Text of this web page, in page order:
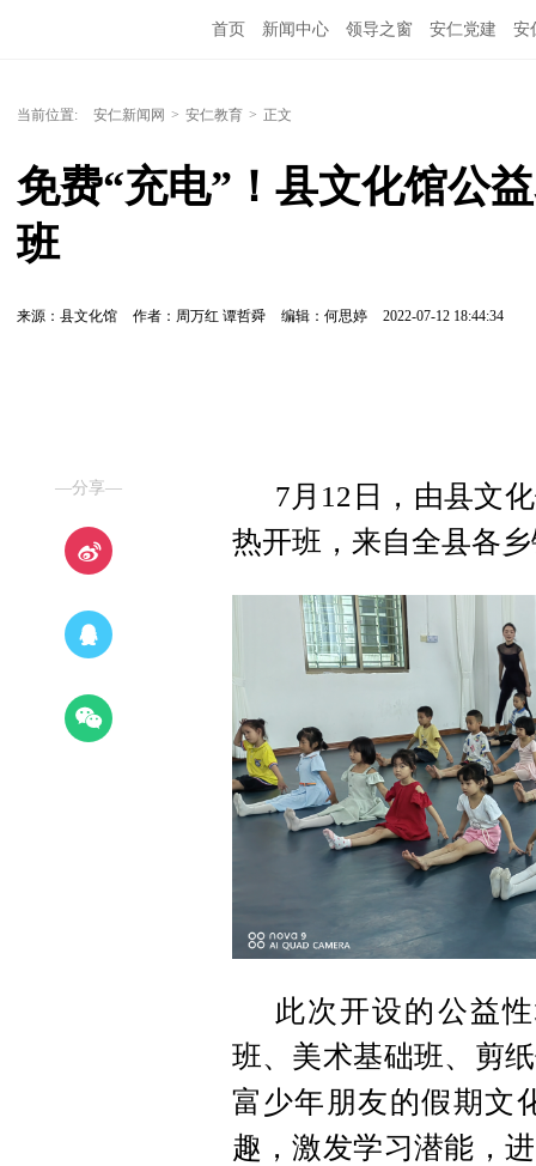
首页 新闻中心 领导之窗 安仁党建 安
当前位置: 安仁新闻网 > 安仁教育 > 正文
免费“充电”！县文化馆公
班
来源：县文化馆 作者：周万红 谭哲舜 编辑：何思婷 2022-07-12 18:44:34
—分享—
7月12日，由县文
热开班，来自全县各
此次开设的公益
班、美术基础班、剪
富少年朋友的假期文
趣，激发学习潜能，